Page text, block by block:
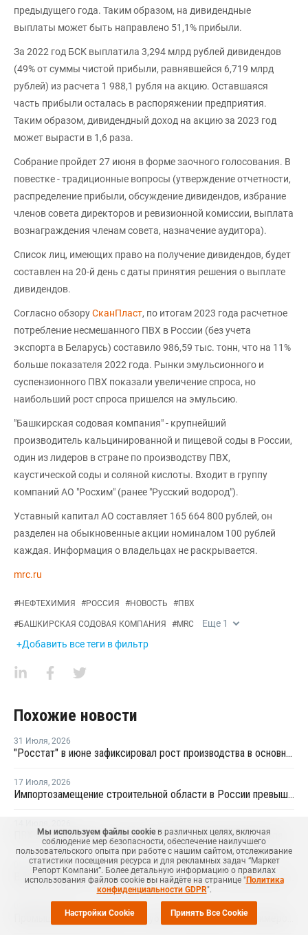
предыдущего года. Таким образом, на дивидендные
выплаты может быть направлено 51,1% прибыли.
За 2022 год БСК выплатила 3,294 млрд рублей дивидендов
(49% от суммы чистой прибыли, равнявшейся 6,719 млрд
рублей) из расчета 1 988,1 рубля на акцию. Оставшаяся
часть прибыли осталась в распоряжении предприятия.
Таким образом, дивидендный доход на акцию за 2023 год
может вырасти в 1,6 раза.
Собрание пройдет 27 июня в форме заочного голосования. В
повестке - традиционные вопросы (утверждение отчетности,
распределение прибыли, обсуждение дивидендов, избрание
членов совета директоров и ревизионной комиссии, выплата
вознаграждения членам совета, назначение аудитора).
Список лиц, имеющих право на получение дивидендов, будет
составлен на 20-й день с даты принятия решения о выплате
дивидендов.
Согласно обзоруСканПласт, по итогам 2023 года расчетное
потребление несмешанного ПВХ в России (без учета
экспорта в Беларусь) составило 986,59 тыс. тонн, что на 11%
больше показателя 2022 года. Рынки эмульсионного и
суспензионного ПВХ показали увеличение спроса, но
наибольший рост спроса пришелся на эмульсию.
"Башкирская содовая компания" - крупнейший
производитель кальцинированной и пищевой соды в России,
один из лидеров в стране по производству ПВХ,
каустической соды и соляной кислоты. Входит в группу
компаний АО "Росхим" (ранее "Русский водород").
Уставный капитал АО составляет 165 664 800 рублей, он
разделен на обыкновенные акции номиналом 100 рублей
каждая. Информация о владельцах не раскрывается.
mrc.ru
#НЕФТЕХИМИЯ #РОССИЯ #НОВОСТЬ #ПВХ
#БАШКИРСКАЯ СОДОВАЯ КОМПАНИЯ #MRC Еще 1
+Добавить все теги в фильтр
Похожие новости
31 Июля, 2026
"Росстат" в июне зафиксировал рост производства в основных группах пластмасс
17 Июля, 2026
Импортозамещение строительной области в России превышает 98%
09 Июля,2026
Мы используем файлы cookieв различных целях, включая
соблюдение мер безопасности, обеспечение наилучшего
пользовательского опыта при работе с нашим сайтом, отслеживание
статистики посещения ресурса и для рекламных задач “Маркет
Репорт Компани”. Более детальную информацию о правилах
использования файлов cookie вы найдёте на странице "Политика
конфиденциальности GDPR".
Настройки Cookie Принять Все Cookie